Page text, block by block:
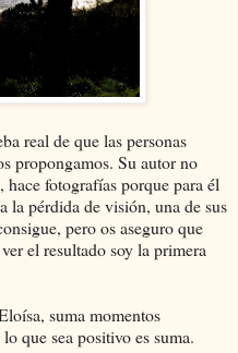
real de que las personas
propongamos. Su autor no
fotografías porque para él
la pérdida de visión, una de sus
pero os aseguro que
el resultado soy la primera
suma momentos
que sea positivo es suma.